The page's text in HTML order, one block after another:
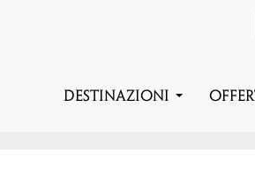
DESTINAZIONI